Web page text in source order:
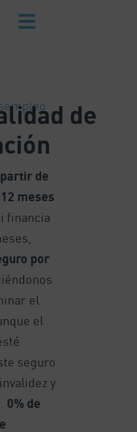
de
de
meses
financia
por
el
el
seguro
y
0% de